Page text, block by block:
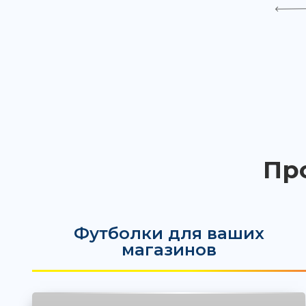
Футболки для ваших
магазинов